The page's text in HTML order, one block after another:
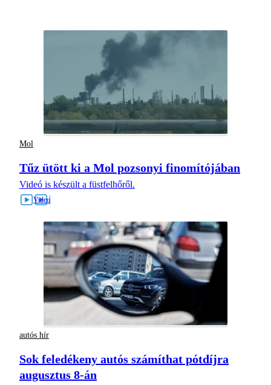
Mol
Tűz ütött ki a Mol pozsonyi finomítójában
Videó is készült a füstfelhőről.
autós hír
Sok feledékeny autós számíthat pótdíjra
augusztus 8-án